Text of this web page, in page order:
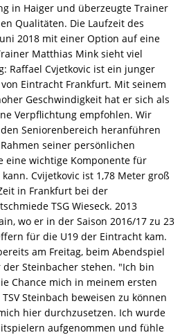
in Haiger und überzeugte Trainer
Qualitäten. Die Laufzeit des
2018 mit einer Option auf eine
Matthias Mink sieht viel
Raffael Cvjetkovic ist ein junger
Eintracht Frankfurt. Mit seinem
Geschwindigkeit hat er sich als
Verpflichtung empfohlen. Wir
Seniorenbereich heranführen
seiner persönlichen
eine wichtige Komponente für
Cvijetkovic ist 1,78 Meter groß
in Frankfurt bei der
TSG Wieseck. 2013
wo er in der Saison 2016/17 zu 23
für die U19 der Eintracht kam.
am Freitag, beim Abendspiel
Steinbacher stehen. "Ich bin
Chance mich in meinem ersten
Steinbach beweisen zu können
hier durchzusetzen. Ich wurde
aufgenommen und fühle